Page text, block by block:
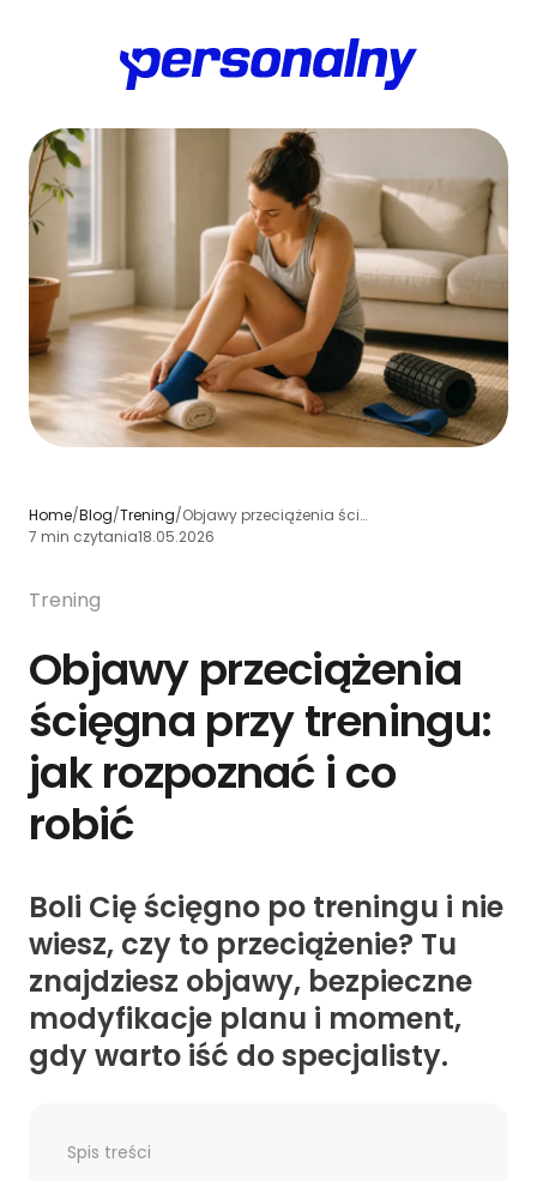
Home/Blog/Trening/
Objawy przeciążenia ścięgna przy treningu: jak rozpoznać i co robić
7 min czytania18.05.2026
Trening
Objawy przeciążenia
ścięgna przy treningu:
jak rozpoznać i co
robić
Boli Cię ścięgno po treningu i nie
wiesz, czy to przeciążenie? Tu
znajdziesz objawy, bezpieczne
modyfikacje planu i moment,
gdy warto iść do specjalisty.
Spis treści